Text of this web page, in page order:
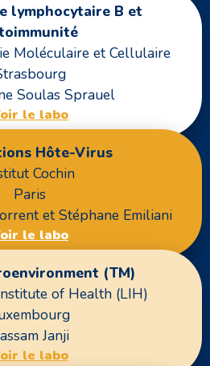
lymphocytaire B et
Moléculaire et Cellulaire
Soulas Sprauel
le labo
Hôte-Virus
Cochin
Paris
et Stéphane Emiliani
le labo
(TM)
of Health (LIH)
Janji
le labo